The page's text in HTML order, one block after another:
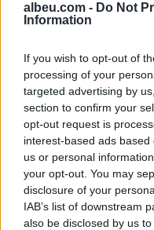
albeu.com - Do Not
Information
If you wish to opt-out of
processing of your
targeted advertising by
section to confirm your
opt-out request is
interest-based ads
us or personal
your opt-out. You may
disclosure of your
IAB’s list of downstream
also be disclosed by us